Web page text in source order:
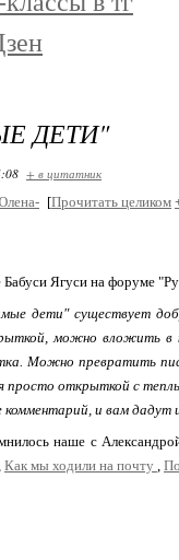
ДЕТИ"
+ в цитатник
[Прочитать целиком
Ягуси на форуме
дети" существует
можно вложить в
Можно превратить
открыткой с
комментарий, и вам дадут
наше с
Как мы ходили на почту ,